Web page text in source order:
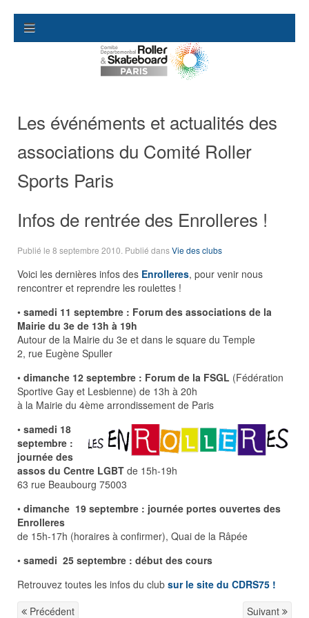
Les événéments et actualités des
associations du Comité Roller
Sports Paris
Infos de rentrée des Enrolleres !
Publié le 8 septembre 2010 . Publié dansVie des clubs
Voici les dernières infos des Enrolleres, pour venir nous
rencontrer et reprendre les roulettes !
• samedi 11 septembre : Forum des associations de la
Mairie du 3e de 13h à 19h
Autour de la Mairie du 3e et dans le square du Temple
2, rue Eugène Spuller
• dimanche 12 septembre : Forum de la FSGL (Fédération
Sportive Gay et Lesbienne) de 13h à 20h
à la Mairie du 4ème arrondissement de Paris
• samedi 18
septembre :
journée des
assos du Centre LGBT de 15h-19h
63 rue Beaubourg 75003
• dimanche 19 septembre : journée portes ouvertes des
Enrolleres
de 15h-17h (horaires à confirmer), Quai de la Râpée
• samedi 25 septembre : début des cours
Retrouvez toutes les infos du club sur le site du CDRS75 !
Précédent
Suivant